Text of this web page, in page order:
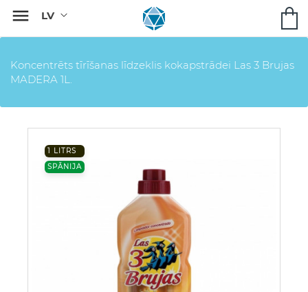

Koncentrēts tīrīšanas līdzeklis kokapstrādei Las 3 Brujas
MADERA 1L.
1 LITRS
SPĀNIJA